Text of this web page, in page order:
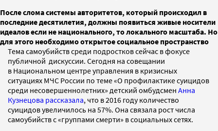
После слома системы авторитетов, который происходил в
последние десятилетия, должны появиться живые носители
идеалов если не национального, то локального масштаба. Но
для этого необходимо открытое социальное пространство
Тема самоубийств среди подростков сейчас в фокусе
публичной дискуссии. Сегодня на совещании
в Национальном центре управления в кризисных
ситуациях МЧС России по теме «О профилактике суицидов
среди несовершеннолетних» детский омбудсмен Анна
Кузнецова рассказала, что в 2016 году количество
суицидов увеличилось на 57%. Она связала рост числа
самоубийств с «группами смерти» в социальных сетях.